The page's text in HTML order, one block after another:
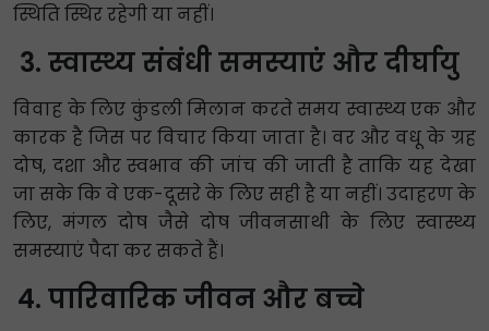
स्थिति स्थिर रहेगी या नहीं।
स्वास्थ्य संबंधी समस्याएं और दीर्घायु
विवाह के लिए कुंडली मिलान करते समय स्वास्थ्य एक और
कारक है जिस पर विचार किया जाता है। वर और वधू के ग्रह
दोष, दशा और स्वभाव की जांच की जाती है ताकि यह देखा
जा सके कि वे एक-दूसरे के लिए सही है या नहीं। उदाहरण के
लिए, मंगल दोष जैसे दोष जीवनसाथी के लिए स्वास्थ्य
समस्याएं पैदा कर सकते हैं।
पारिवारिक जीवन और बच्चे